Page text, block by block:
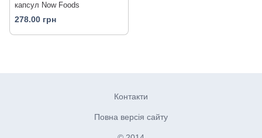
капсул Now Foods
278.00 грн
Контакти
Повна версія сайту